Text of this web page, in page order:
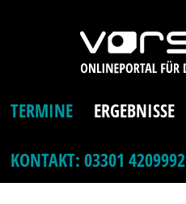
TERMINE ERGEBNISSE
KONTAKT: 03301 4209992